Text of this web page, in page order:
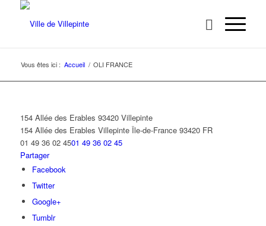
Vous êtes ici : Accueil / OLI FRANCE
154 Allée des Erables 93420 Villepinte
154 Allée des Erables Villepinte Île-de-France 93420 FR
01 49 36 02 4501 49 36 02 45
Partager
Facebook
Twitter
Google+
Tumblr